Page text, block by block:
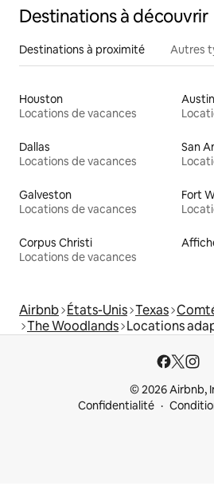
Destinations à découvrir
Destinations à proximité Autres
Houston
Locations de vacances
Austin
Dallas
Locations de vacances
San
Galveston
Locations de vacances
Fort
Corpus Christi
Locations de vacances
Airbnb États-Unis Texas
The Woodlands Locations
© 2026 Airbnb,
Confidentialité